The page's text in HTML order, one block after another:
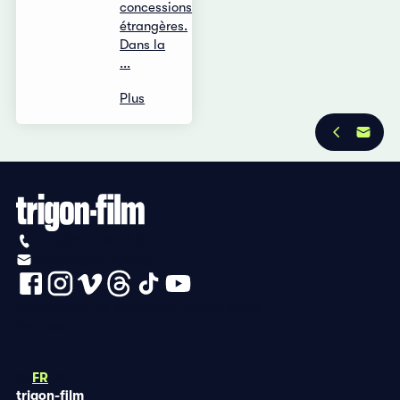
concessions
étrangères.
Dans la
...
Plus
FR
trigon-film